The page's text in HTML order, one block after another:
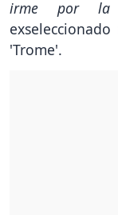
irme por la
'Trome'.